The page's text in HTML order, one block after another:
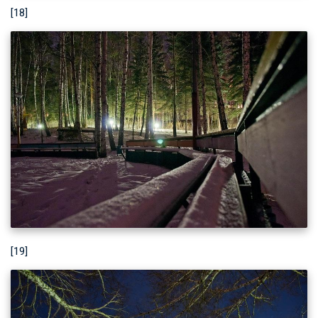
[18]
[19]